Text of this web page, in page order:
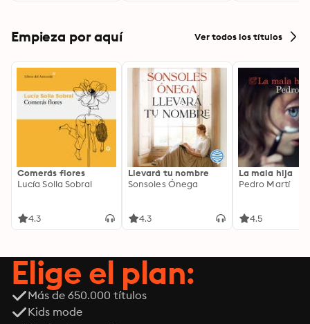
Empieza por aquí Ver todos los títulos
Comerás flores
Lucía Solla Sobral
4.3
Llevará tu nombre
Sonsoles Ónega
4.3
La mala hija
Pedro Martí
4.5
Elige el plan:
Más de 650.000 títulos
Kids mode